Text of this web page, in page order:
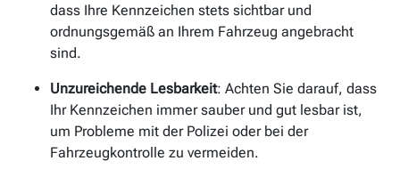
dass Ihre Kennzeichen stets sichtbar und
ordnungsgemäß an Ihrem Fahrzeug angebracht
sind.
Unzureichende Lesbarkeit: Achten Sie darauf, dass
Ihr Kennzeichen immer sauber und gut lesbar ist,
um Probleme mit der Polizei oder bei der
Fahrzeugkontrolle zu vermeiden.